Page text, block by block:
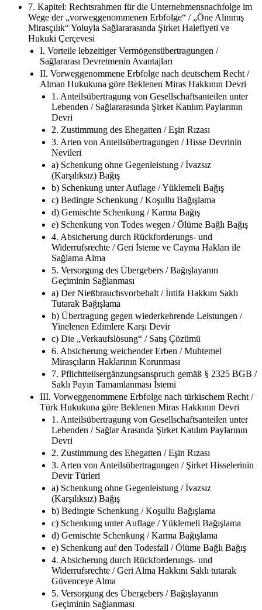
7. Kapitel: Rechtsrahmen für die Unternehmensnachfolge im
Wege der „vorweggenommenen Erbfolge“ / „Öne Alınmış
Mirasçılık“ Yoluyla Sağlararasında Şirket Halefiyeti ve
Hukuki Çerçevesi
I. Vorteile lebzeitiger Vermögensübertragungen /
Sağlararası Devretmenin Avantajları
II. Vorweggenommene Erbfolge nach deutschem Recht /
Alman Hukukuna göre Beklenen Miras Hakkının Devri
1. Anteilsübertragung von Gesellschaftsanteilen unter
Lebenden / Sağlararasında Şirket Katılım Paylarının
Devri
2. Zustimmung des Ehegatten / Eşin Rızası
3. Arten von Anteilsübertragungen / Hisse Devrinin
Nevileri
a) Schenkung ohne Gegenleistung / İvazsız
(Karşılıksız) Bağış
b) Schenkung unter Auflage / Yüklemeli Bağış
c) Bedingte Schenkung / Koşullu Bağışlama
d) Gemischte Schenkung / Karma Bağış
e) Schenkung von Todes wegen / Ölüme Bağlı Bağış
4. Absicherung durch Rückforderungs- und
Widerrufsrechte / Geri İsteme ve Cayma Hakları ile
Sağlama Alma
5. Versorgung des Übergebers / Bağışlayanın
Geçiminin Sağlanması
a) Der Nießbrauchsvorbehalt / İntifa Hakkını Saklı
Tutarak Bağışlama
b) Übertragung gegen wiederkehrende Leistungen /
Yinelenen Edimlere Karşı Devir
c) Die „Verkaufslösung“ / Satış Çözümü
6. Absicherung weichender Erben / Muhtemel
Mirasçıların Haklarının Korunması
7. Pflichtteilsergänzungsanspruch gemäß § 2325 BGB /
Saklı Payın Tamamlanması İstemi
III. Vorweggenommene Erbfolge nach türkischem Recht /
Türk Hukukuna göre Beklenen Miras Hakkının Devri
1. Anteilsübertragung von Gesellschaftsanteilen unter
Lebenden / Sağlar Arasında Şirket Katılım Paylarının
Devri
2. Zustimmung des Ehegatten / Eşin Rızası
3. Arten von Anteilsübertragungen / Şirket Hisselerinin
Devir Türleri
a) Schenkung ohne Gegenleistung / İvazsız
(Karşılıksız) Bağış
b) Bedingte Schenkung / Koşullu Bağışlama
c) Schenkung unter Auflage / Yüklemeli Bağışlama
d) Gemischte Schenkung / Karma Bağışlama
e) Schenkung auf den Todesfall / Ölüme Bağlı Bağış
4. Absicherung durch Rückforderungs- und
Widerrufsrechte / Geri Alma Hakkını Saklı tutarak
Güvenceye Alma
5. Versorgung des Übergebers / Bağışlayanın
Geçiminin Sağlanması